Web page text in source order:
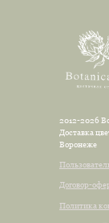
2012-2026
Доставка
Воронеже
Договор-
Политика